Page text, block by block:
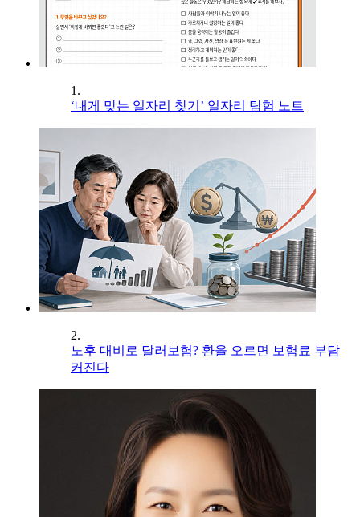
1.
‘내게 맞는 일자리 찾기’ 일자리 탐험 노트
2.
노후 대비로 달러보험? 환율 오르면 보험료 부담
커진다